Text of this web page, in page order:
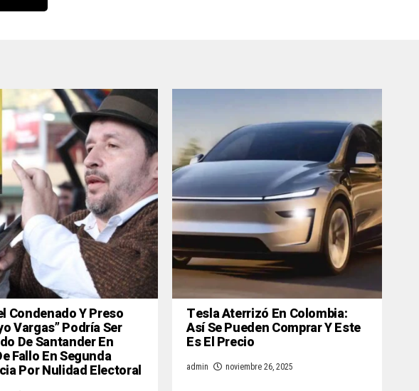
Condenado Y Preso
Vargas” Podría Ser
De Santander En
Fallo En Segunda
Por Nulidad Electoral
Tesla Aterrizó En Colombia:
Así Se Pueden Comprar Y Este
Es El Precio
admin noviembre 26, 2025